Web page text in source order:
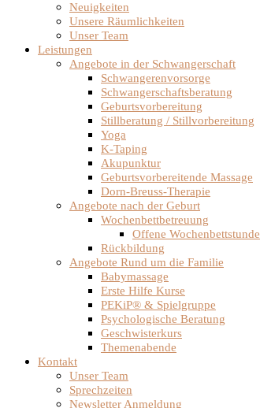
Neuigkeiten
Unsere Räumlichkeiten
Unser Team
Leistungen
Angebote in der Schwangerschaft
Schwangerenvorsorge
Schwangerschaftsberatung
Geburtsvorbereitung
Stillberatung / Stillvorbereitung
Yoga
K-Taping
Akupunktur
Geburtsvorbereitende Massage
Dorn-Breuss-Therapie
Angebote nach der Geburt
Wochenbettbetreuung
Offene Wochenbettstunde
Rückbildung
Angebote Rund um die Familie
Babymassage
Erste Hilfe Kurse
PEKiP® & Spielgruppe
Psychologische Beratung
Geschwisterkurs
Themenabende
Kontakt
Unser Team
Sprechzeiten
Newsletter Anmeldung